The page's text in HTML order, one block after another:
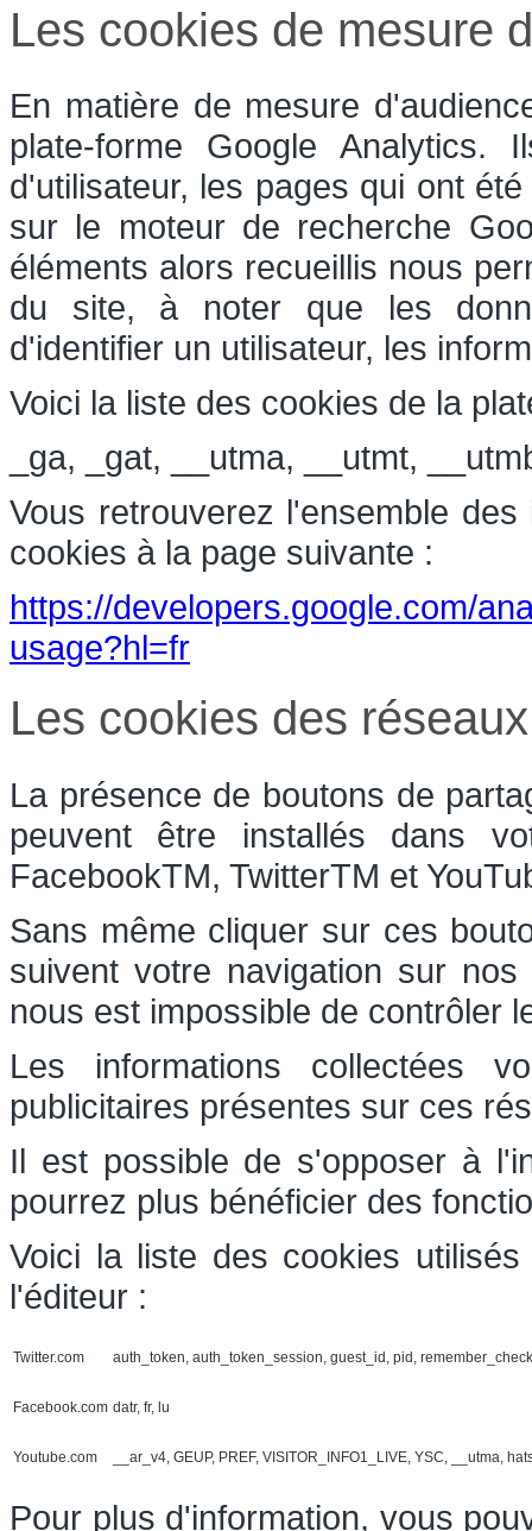
Les cookies de mesure
En matière de mesure
plate-forme Google Analytics.
d'utilisateur, les pages qui ont
sur le moteur de recherche
éléments alors recueillis nous
du site, à noter que les
d'identifier un utilisateur, les
Voici la liste des cookies de la
_ga, _gat, __utma, __utmt,
Vous retrouverez l'ensemble
cookies à la page suivante :
https://developers.google.com/
usage?hl=fr
Les cookies des
La présence de boutons de
peuvent être installés dans
FacebookTM, TwitterTM et
Sans même cliquer sur ces
suivent votre navigation sur
nous est impossible de contrôler
Les informations collectées
publicitaires présentes sur ces
Il est possible de s'opposer à
pourrez plus bénéficier des
Voici la liste des cookies
l'éditeur :
Twitter.com auth_token, auth_token_session, guest_id, pid,
Facebook.com datr, fr, lu
Youtube.com __ar_v4, GEUP, PREF, VISITOR_INFO1_LIVE, YSC, __utma,
Pour plus d'information, vous